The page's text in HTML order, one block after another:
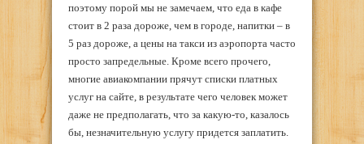
поэтому порой мы не замечаем, что еда в кафе
стоит в 2 раза дороже, чем в городе, напитки – в
5 раз дороже, а цены на такси из аэропорта часто
просто запредельные. Кроме всего прочего,
многие авиакомпании прячут списки платных
услуг на сайте, в результате чего человек может
даже не предполагать, что за какую-то, казалось
бы, незначительную услугу придется заплатить.